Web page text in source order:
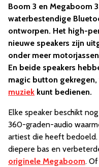
Boom 3 en Megaboom
waterbestendige
ontworpen. Het high-
nieuwe speakers zijn
onder meer
En beide speakers
magic button
muziek kunt bedienen.
Elke speaker beschikt
360-graden-audio
artiest die heeft
diepere bas en
originele Megaboom.